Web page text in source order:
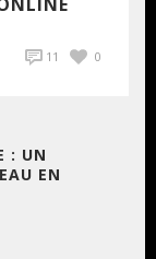
11 0
: UN
EN